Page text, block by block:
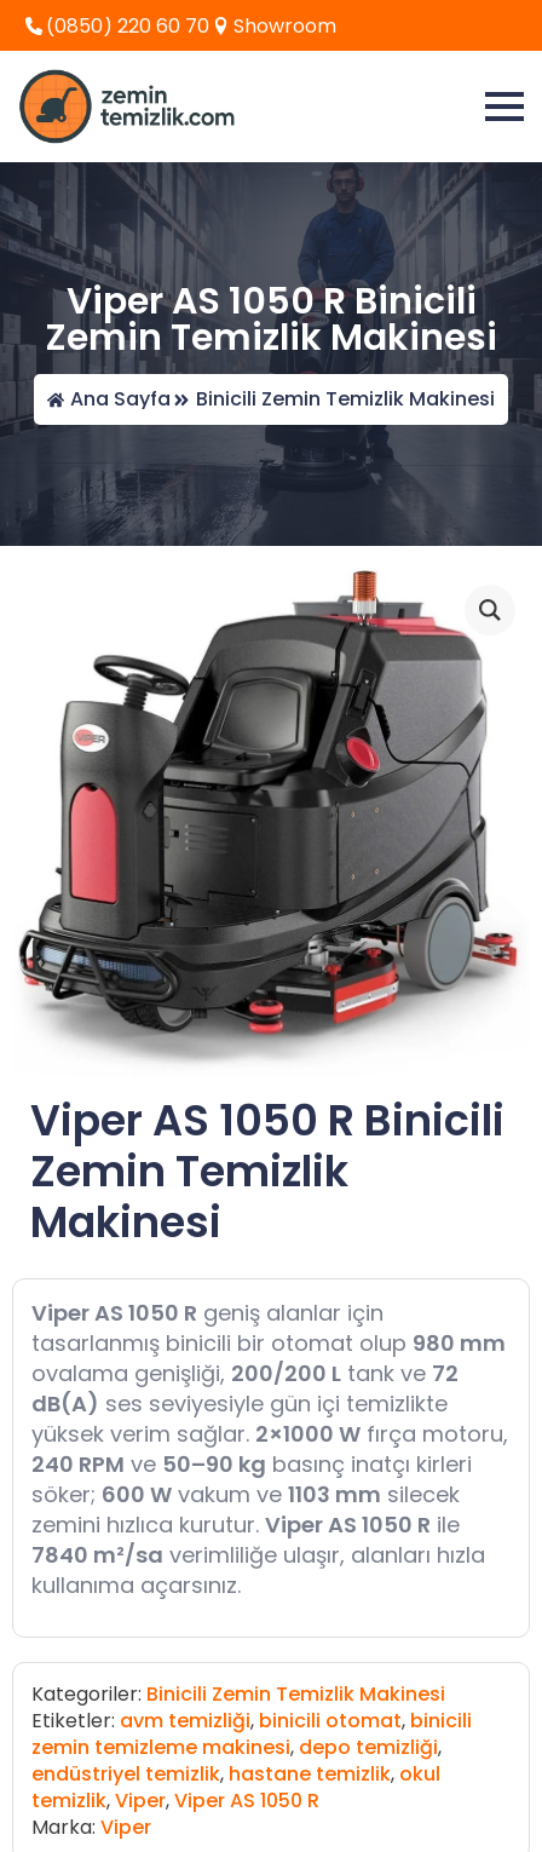
(0850) 220 60 70 Showroom
Viper AS 1050 R Binicili
Zemin Temizlik Makinesi
Ana Sayfa Binicili Zemin Temizlik Makinesi
Viper AS 1050 R Binicili
Zemin Temizlik
Makinesi
Viper AS 1050 R geniş alanlar için
tasarlanmış binicili bir otomat olup 980 mm
ovalama genişliği, 200/200 L tank ve 72
dB(A) ses seviyesiyle gün içi temizlikte
yüksek verim sağlar. 2×1000 W fırça motoru,
240 RPM ve 50–90 kg basınç inatçı kirleri
söker; 600 W vakum ve 1103 mm silecek
zemini hızlıca kurutur. Viper AS 1050 R ile
7840 m²/sa verimliliğe ulaşır, alanları hızla
kullanıma açarsınız.
Kategoriler: Binicili Zemin Temizlik Makinesi
Etiketler: avm temizliği, binicili otomat, binicili
zemin temizleme makinesi, depo temizliği,
endüstriyel temizlik, hastane temizlik, okul
temizlik,Viper,Viper AS 1050 R
Marka: Viper